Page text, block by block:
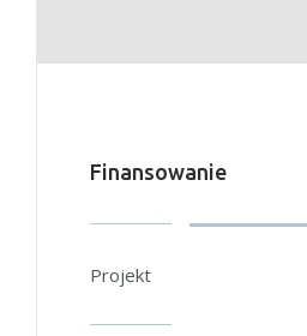
Finansowanie
Projekt